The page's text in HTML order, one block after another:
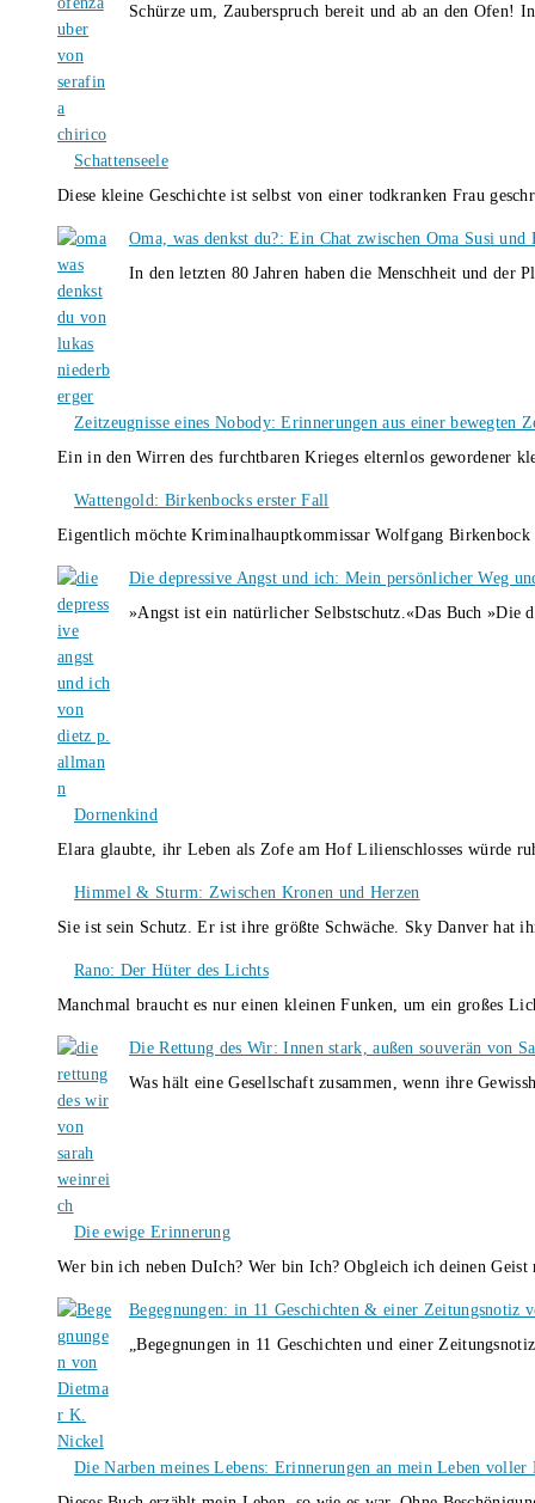
Schürze um, Zauberspruch bereit und ab an den Ofen!
Schattenseele
Diese kleine Geschichte ist selbst von einer todkranken Frau
Oma, was denkst du?: Ein Chat zwischen Oma Susi
In den letzten 80 Jahren haben die Menschheit und
Zeitzeugnisse eines Nobody: Erinnerungen aus einer bewegten
Ein in den Wirren des furchtbaren Krieges elternlos gewordener
Wattengold: Birkenbocks erster Fall
Eigentlich möchte Kriminalhauptkommissar Wolfgang
Die depressive Angst und ich: Mein persönlicher Weg
»Angst ist ein natürlicher Selbstschutz.«Das Buch
Dornenkind
Elara glaubte, ihr Leben als Zofe am Hof Lilienschlosses würde
Himmel & Sturm: Zwischen Kronen und Herzen
Sie ist sein Schutz. Er ist ihre größte Schwäche. Sky Danver
Rano: Der Hüter des Lichts
Manchmal braucht es nur einen kleinen Funken, um ein großes
Die Rettung des Wir: Innen stark, außen souverän von
Was hält eine Gesellschaft zusammen, wenn ihre
Die ewige Erinnerung
Wer bin ich neben DuIch? Wer bin Ich? Obgleich ich deinen
Begegnungen: in 11 Geschichten & einer Zeitungsnotiz
„Begegnungen in 11 Geschichten und einer
Die Narben meines Lebens: Erinnerungen an mein Leben